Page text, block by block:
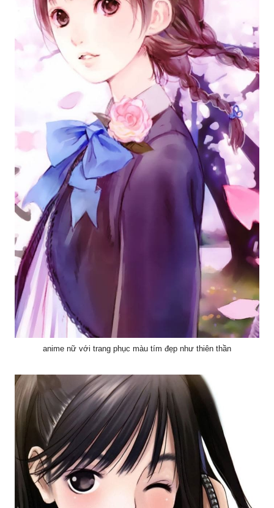
anime nữ với trang phục màu tím đẹp như thiên thần